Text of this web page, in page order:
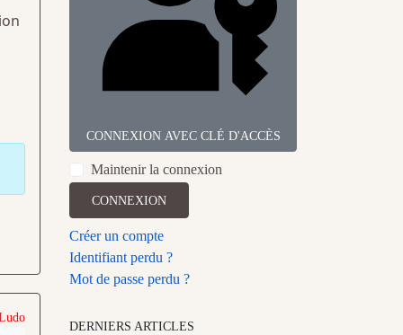
CONNEXION AVEC CLÉ D'ACCÈS
Maintenir la connexion
CONNEXION
Créer un compte
Identifiant perdu ?
Mot de passe perdu ?
DERNIERS ARTICLES